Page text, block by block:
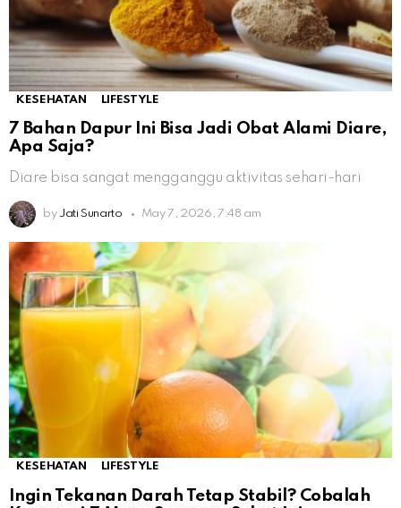
KESEHATAN LIFESTYLE
7 Bahan Dapur Ini Bisa Jadi Obat Alami Diare,
Apa Saja?
Diare bisa sangat mengganggu aktivitas sehari-hari
by Jati Sunarto May 7, 2026, 7:48 am
KESEHATAN LIFESTYLE
Ingin Tekanan Darah Tetap Stabil? Cobalah